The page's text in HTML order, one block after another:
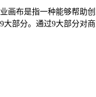
画布是指一种能够帮助
部分。通过9大部分对商